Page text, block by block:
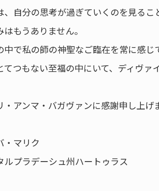
、自分の思考が過ぎていくのを見るこ
はもうありません。
中で私の師の神聖なご臨在を常に感じ
てつもない至福の中にいて、ディヴァ
・アンマ・バガヴァンに感謝申し上げ
・マリク
ルプラデーシュ州ハートゥラス